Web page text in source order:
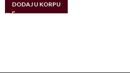
DODAJ U KORPU